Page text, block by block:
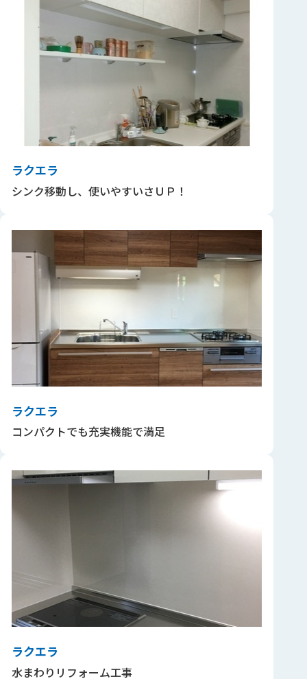
ラクエラ
シンク移動し、使いやすいさＵＰ！
ラクエラ
コンパクトでも充実機能で満足
ラクエラ
水まわりリフォーム工事